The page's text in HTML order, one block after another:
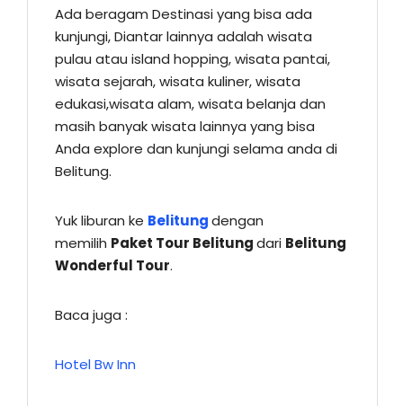
Ada beragam Destinasi yang bisa ada
kunjungi, Diantar lainnya adalah wisata
pulau atau island hopping, wisata pantai,
wisata sejarah, wisata kuliner, wisata
edukasi,wisata alam, wisata belanja dan
masih banyak wisata lainnya yang bisa
Anda explore dan kunjungi selama anda di
Belitung.
Yuk liburan ke Belitungdengan
memilih Paket Tour Belitungdari Belitung
Wonderful Tour.
Baca juga :
Hotel Bw Inn